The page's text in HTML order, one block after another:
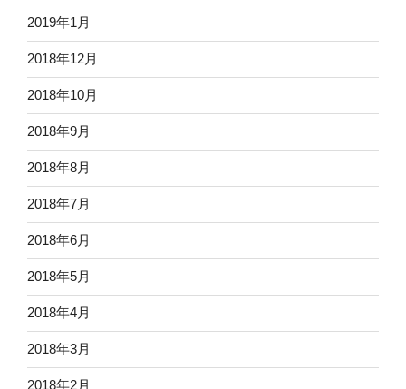
2019年1月
2018年12月
2018年10月
2018年9月
2018年8月
2018年7月
2018年6月
2018年5月
2018年4月
2018年3月
2018年2月